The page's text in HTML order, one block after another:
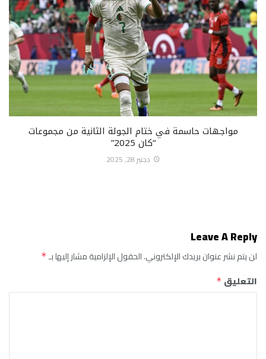
مواجهات حاسمة في ختام الجولة الثانية من مجموعات
“كان 2025”
دجنبر 28, 2025
Leave A Reply
لن يتم نشر عنوان بريدك الإلكتروني.الحقول الإلزامية مشار إليها بـ*
التعليق *